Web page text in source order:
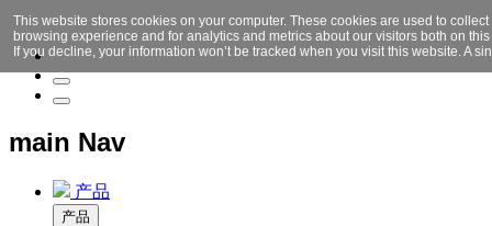
main Nav
产品
产品
This website stores cookies on your computer. These cookies are used to
browsing experience and for analytics and metrics about our visitors both on
If you decline, your information won’t be tracked when you visit this website. A